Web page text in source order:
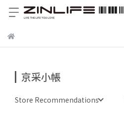
京采小帳
Store Recommendations